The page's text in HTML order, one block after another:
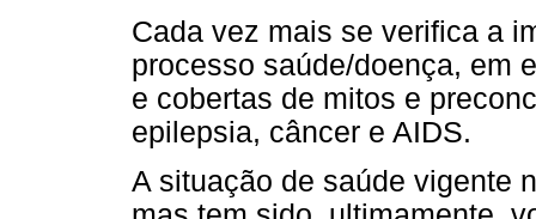
Cada vez mais se verifica a
processo saúde/doença, em
e cobertas de mitos e
epilepsia, câncer e AIDS.
A situação de saúde vigente